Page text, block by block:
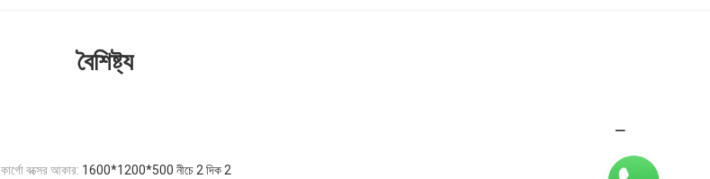
বৈশিষ্ট্য
কার্গো বক্সের আকার: 1600*1200*500 নীচে 2 দিক 2